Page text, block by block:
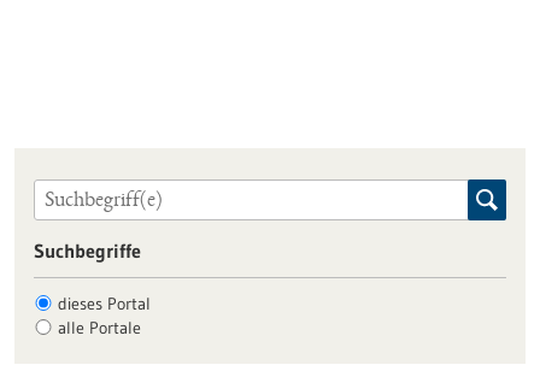
Suchbegriffe
dieses Portal
alle Portale